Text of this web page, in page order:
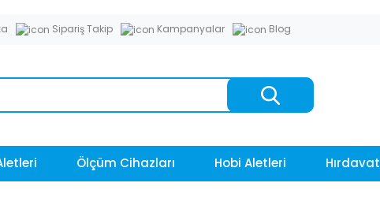
Sipariş Takip Kampanyalar Blog
Ölçüm Cihazları Hobi Aletleri Hırdavat